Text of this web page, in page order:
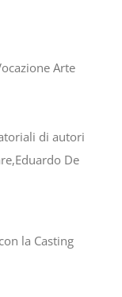
Arte
di autori
De
la Casting